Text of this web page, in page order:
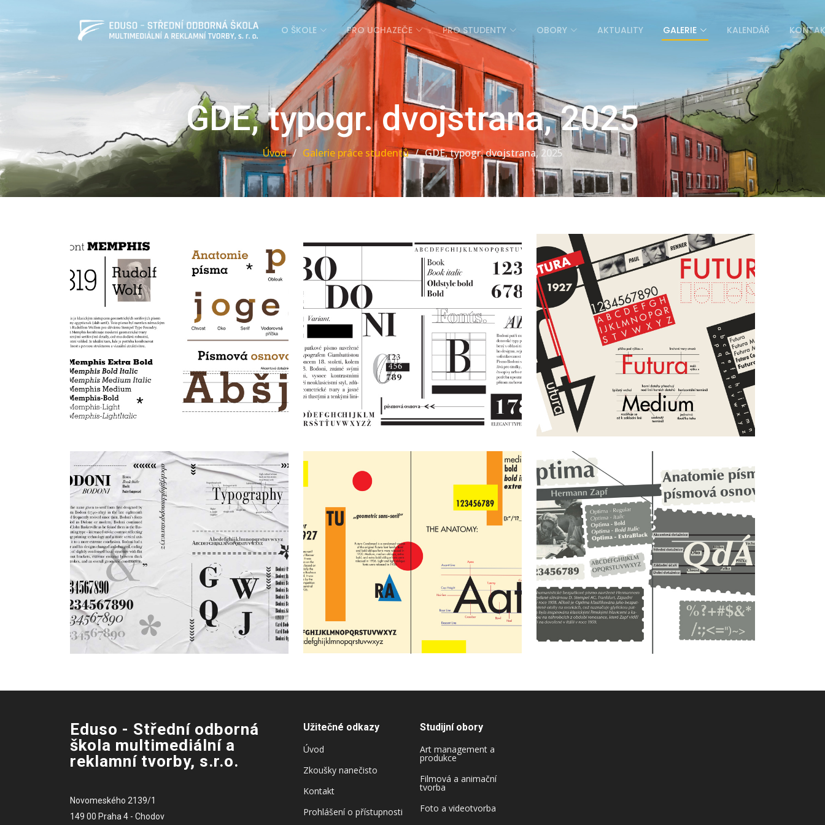
O ŠKOLE PRO UCHAZEČE PRO STUDENTY OBORY AKTUALITY GALERIE KALENDÁŘ
GDE, typogr. dvojstrana, 2025
Úvod Galerie práce studentů GDE, typogr. dvojstrana, 2025
Eduso - Střední odborná
škola multimediální a
reklamní tvorby, s.r.o.
Novomeského 2139/1
149 00 Praha 4 - Chodov
Užitečné odkazy
Úvod
Zkoušky nanečisto
Kontakt
Prohlášení o přístupnosti
Studijní obory
Art management a
produkce
Filmová a animační
tvorba
Foto a videotvorba